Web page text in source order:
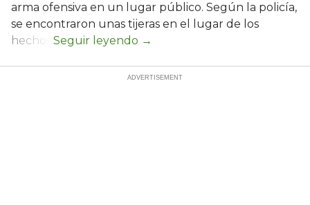
arma ofensiva en un lugar público. Según la policía,
se encontraron unas tijeras en el lugar de los
hechos.